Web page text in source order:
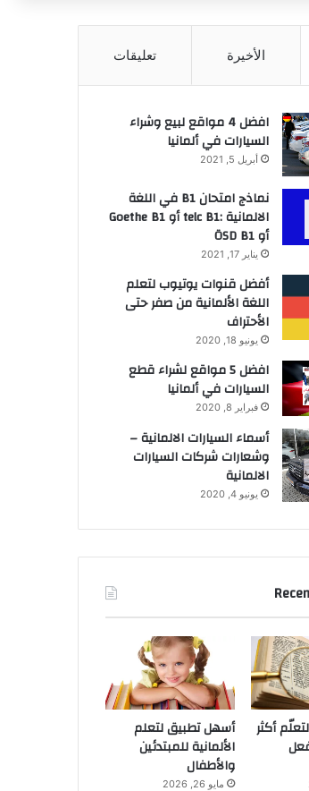
الأخيرة تعليقات
افضل 4 مواقع لبيع وشراء
السيارات في ألمانيا
أبريل 5, 2021
نماذج امتحان B1 في اللغة
الالمانية :telc B1 أو Goethe B1
أو ÖSD B1
يناير 17, 2021
أفضل قنوات يوتيوب لتعلم
اللغة الألمانية من صفر حتى
الأحتراف
يونيو 18, 2020
افضل 5 مواقع لشراء قطع
السيارات في ألمانيا
فبراير 8, 2020
أسماء السيارات الالمانية –
وشعارات شركات السيارات
الالمانية
يونيو 4, 2020
أكثر
فعل
أسهل تطبيق لتعلم
الألمانية للمبتدئين
والأطفال
مايو 26, 2026